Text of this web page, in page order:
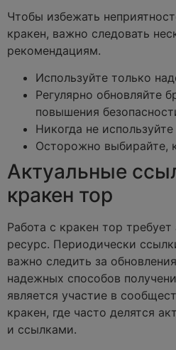
Чтобы избежать
кракен, важно следовать
рекомендациям.
Используйте только
Регулярно обновляйте
повышения
Никогда не
Осторожно выбирайте,
Актуальные
кракен тор
Работа с кракен тор
ресурс. Периодически
важно следить за
надежных способов
является участие в
кракен, где часто делятся
и ссылками.